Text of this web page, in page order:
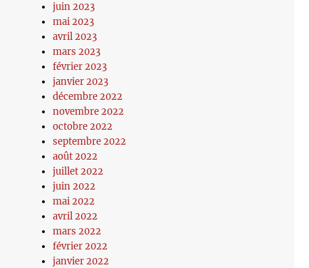
juin 2023
mai 2023
avril 2023
mars 2023
février 2023
janvier 2023
décembre 2022
novembre 2022
octobre 2022
septembre 2022
août 2022
juillet 2022
juin 2022
mai 2022
avril 2022
mars 2022
février 2022
janvier 2022